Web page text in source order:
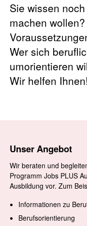
Sie wissen
machen
Wer sich
umorientieren
Wir helfen Ihnen!
Unser Angebot
Wir beraten und
Programm Jobs PLUS
Ausbildung vor. Zum
Informationen zu
Berufsorientierung